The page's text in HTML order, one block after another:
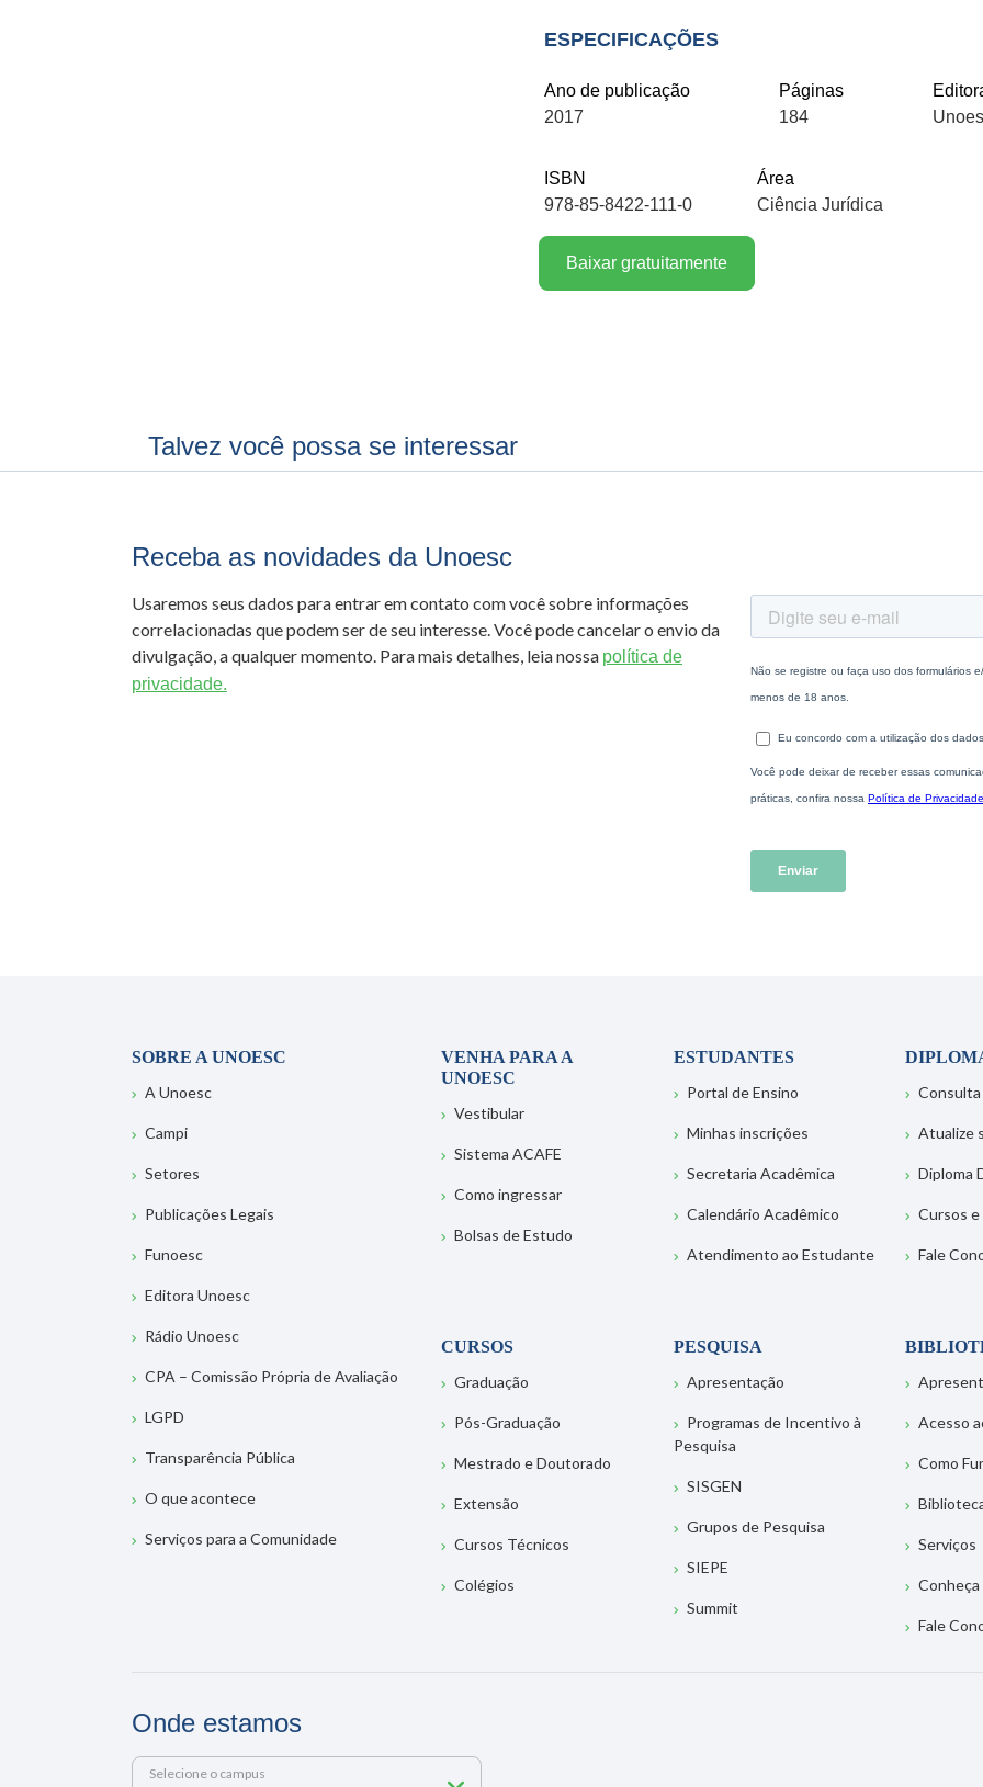
ESPECIFICAÇÕES
Ano de publicação
2017
Páginas
184
ISBN
978-85-8422-111-0
Área
Ciência Jurídica
Baixar gratuitamente
Talvez você possa se interessar
Receba as novidades da Unoesc
Usaremos seus dados para entrar em contato com você sobre informações
correlacionadas que podem ser de seu interesse. Você pode cancelar o envio da
divulgação, a qualquer momento. Para mais detalhes, leia nossa política de
privacidade.
SOBRE A UNOESC
A Unoesc
Campi
Setores
Publicações Legais
Funoesc
Editora Unoesc
Rádio Unoesc
CPA – Comissão Própria de Avaliação
LGPD
Transparência Pública
O que acontece
Serviços para a Comunidade
VENHA PARA A
UNOESC
Vestibular
Sistema ACAFE
Como ingressar
Bolsas de Estudo
ESTUDANTES
Portal de Ensino
Minhas inscrições
Secretaria Acadêmica
Calendário Acadêmico
Atendimento ao Estudante
Consulta
Atualize
Diploma
Cursos
Fale
CURSOS
Graduação
Pós-Graduação
Mestrado e Doutorado
Extensão
Cursos Técnicos
Colégios
PESQUISA
Apresentação
Programas de Incentivo à
Pesquisa
SISGEN
Grupos de Pesquisa
SIEPE
Summit
Acesso
Como
Serviços
Fale
Onde estamos
Selecione o campus